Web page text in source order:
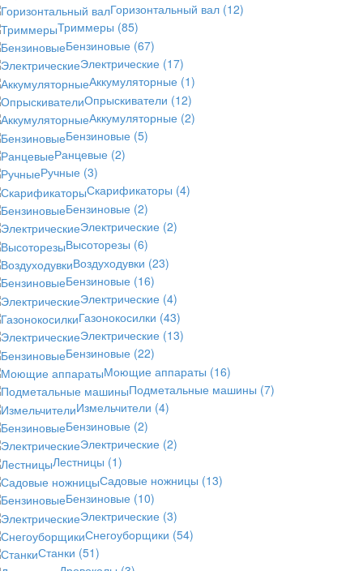
Горизонтальный вал (12)
Триммеры (85)
Бензиновые (67)
Электрические (17)
Аккумуляторные (1)
Опрыскиватели (12)
Аккумуляторные (2)
Бензиновые (5)
Ранцевые (2)
Ручные (3)
Скарификаторы (4)
Бензиновые (2)
Электрические (2)
Высоторезы (6)
Воздуходувки (23)
Бензиновые (16)
Электрические (4)
Газонокосилки (43)
Электрические (13)
Бензиновые (22)
Моющие аппараты (16)
Подметальные машины (7)
Измельчители (4)
Бензиновые (2)
Электрические (2)
Лестницы (1)
Садовые ножницы (13)
Бензиновые (10)
Электрические (3)
Снегоуборщики (54)
Станки (51)